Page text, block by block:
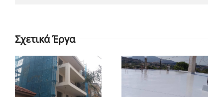
Σχετικά Έργα